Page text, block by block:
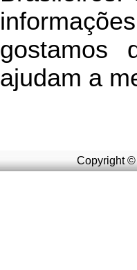
gostamos
ajudam a
Copyright ©